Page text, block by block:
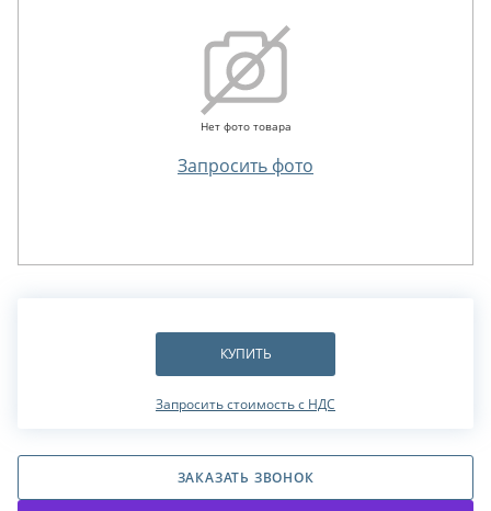
Нет фото товара
Запросить фото
КУПИТЬ
Запросить стоимость с НДС
ЗАКАЗАТЬ ЗВОНОК